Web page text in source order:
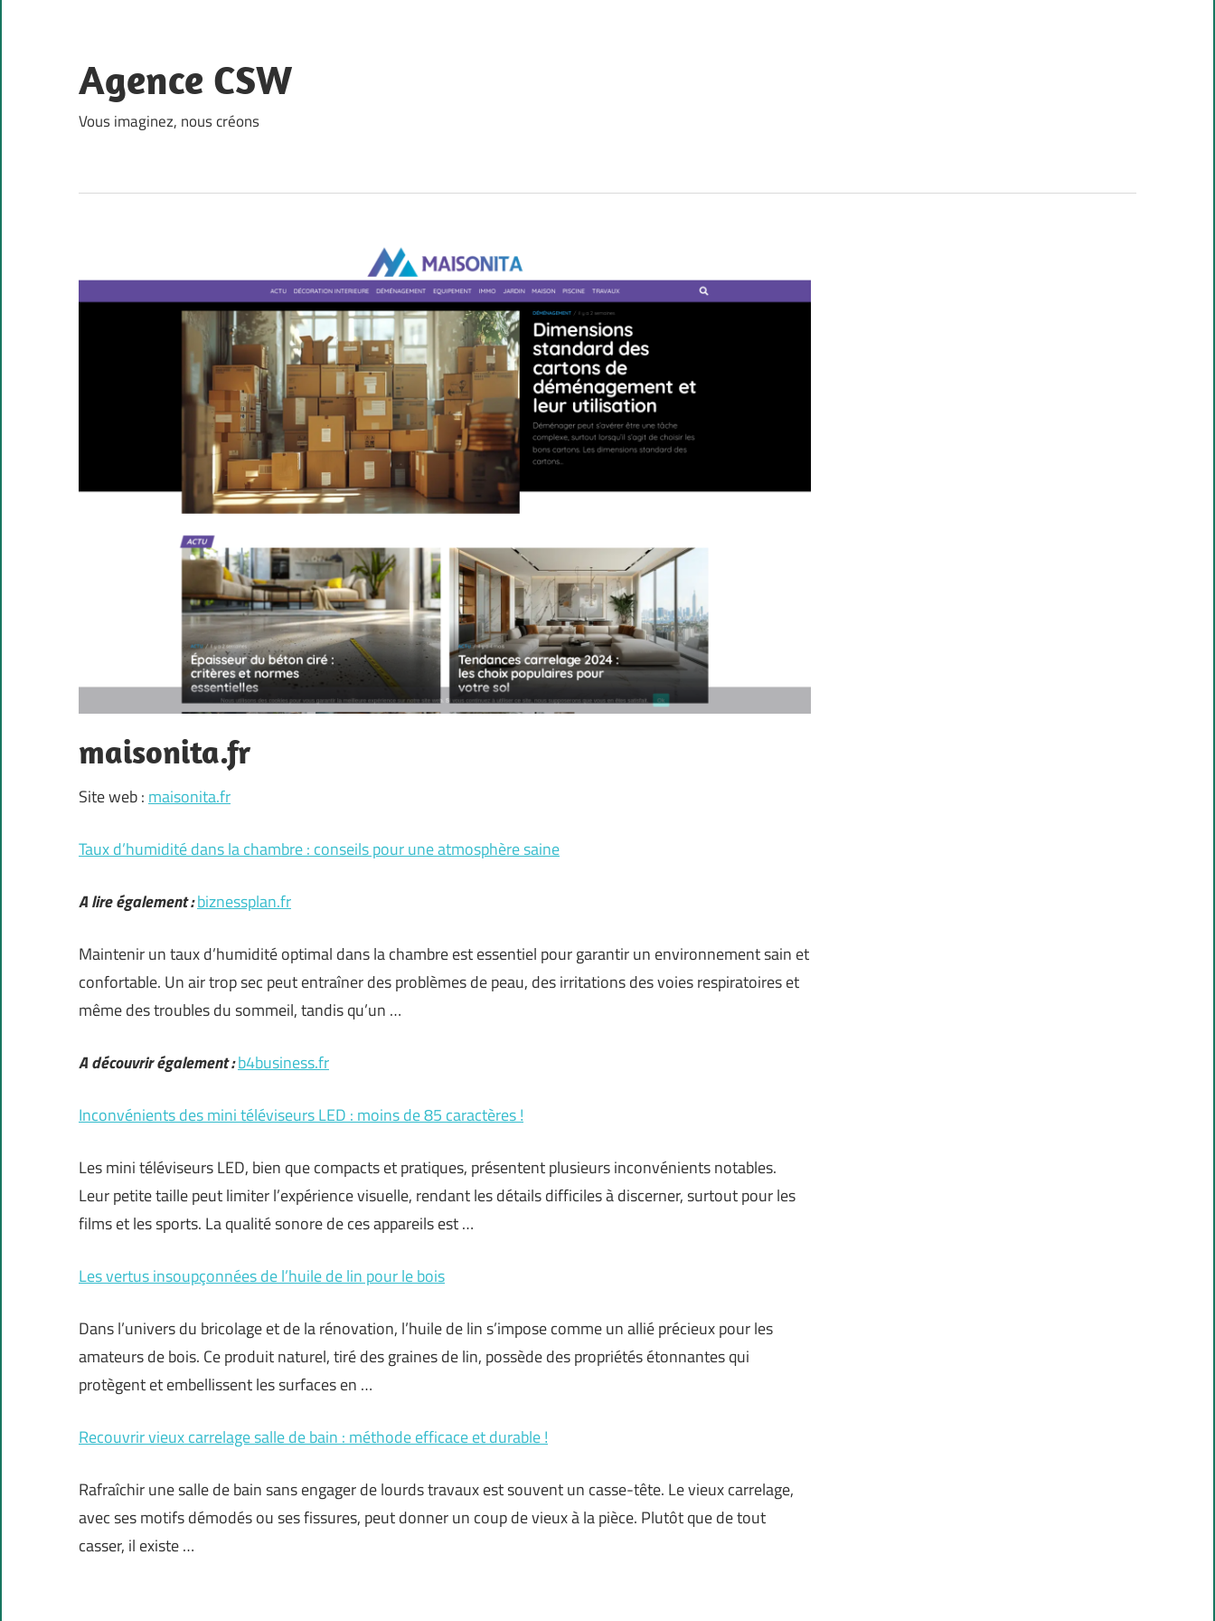
content
Agence CSW
Vous imaginez, nous créons
maisonita.fr
Site web : maisonita.fr
Taux d’humidité dans la chambre : conseils pour une atmosphère saine
A lire également :biznessplan.fr
Maintenir un taux d’humidité optimal dans la chambre est essentiel pour garantir un environnement sain et
confortable. Un air trop sec peut entraîner des problèmes de peau, des irritations des voies respiratoires et
même des troubles du sommeil, tandis qu’un …
A découvrir également :b4business.fr
Inconvénients des mini téléviseurs LED : moins de 85 caractères !
Les mini téléviseurs LED, bien que compacts et pratiques, présentent plusieurs inconvénients notables.
Leur petite taille peut limiter l’expérience visuelle, rendant les détails difficiles à discerner, surtout pour les
films et les sports. La qualité sonore de ces appareils est …
Les vertus insoupçonnées de l’huile de lin pour le bois
Dans l’univers du bricolage et de la rénovation, l’huile de lin s’impose comme un allié précieux pour les
amateurs de bois. Ce produit naturel, tiré des graines de lin, possède des propriétés étonnantes qui
protègent et embellissent les surfaces en …
Recouvrir vieux carrelage salle de bain : méthode efficace et durable !
Rafraîchir une salle de bain sans engager de lourds travaux est souvent un casse-tête. Le vieux carrelage,
avec ses motifs démodés ou ses fissures, peut donner un coup de vieux à la pièce. Plutôt que de tout
casser, il existe …